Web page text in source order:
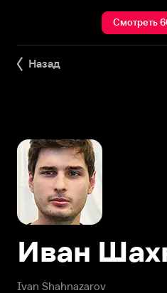
Смотреть
Назад
Ivan Shahnazarov
Иван